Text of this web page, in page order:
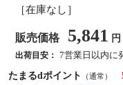
［在庫なし］
販売価格 5,841 円
出荷目安： 7営業日以内に
たまるdポイント
（通常）